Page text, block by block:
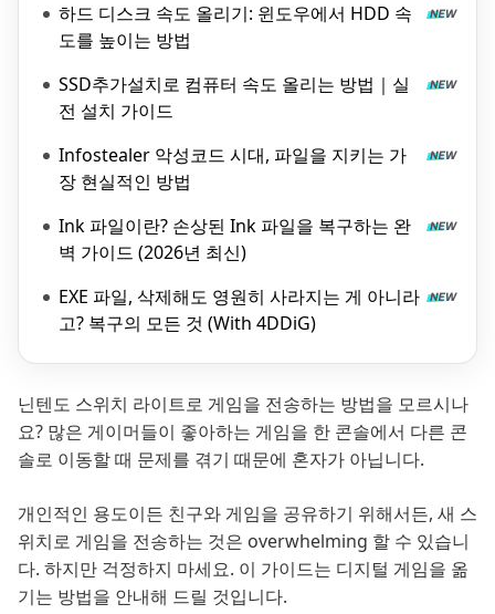
하드 디스크 속도 올리기: 윈도우에서 HDD 속
도를 높이는 방법
SSD추가설치로 컴퓨터 속도 올리는 방법｜실
전 설치 가이드
Infostealer 악성코드 시대, 파일을 지키는 가
장 현실적인 방법
Ink 파일이란? 손상된 Ink 파일을 복구하는 완
벽 가이드 (2026년 최신)
EXE 파일, 삭제해도 영원히 사라지는 게 아니라
고? 복구의 모든 것 (With 4DDiG)
닌텐도 스위치 라이트로 게임을 전송하는 방법을 모르시나
요? 많은 게이머들이 좋아하는 게임을 한 콘솔에서 다른 콘
솔로 이동할 때 문제를 겪기 때문에 혼자가 아닙니다.
개인적인 용도이든 친구와 게임을 공유하기 위해서든, 새 스
위치로 게임을 전송하는 것은 overwhelming 할 수 있습니
다. 하지만 걱정하지 마세요. 이 가이드는 디지털 게임을 옮
기는 방법을 안내해 드릴 것입니다.